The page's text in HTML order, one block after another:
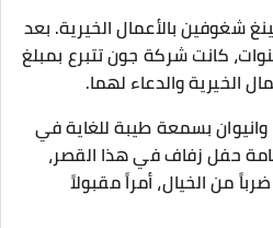
شغوفين بالأعمال الخيرية. بعد
كانت شركة جون تتبرع بمبلغ
الخيرية والدعاء لهما.
بسمعة طيبة للغاية في
حفل زفاف في هذا القصر،
من الخيال، أمراً مقبولاً